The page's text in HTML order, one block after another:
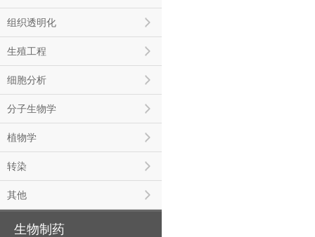
组织透明化
生殖工程
细胞分析
分子生物学
植物学
转染
其他
生物制药